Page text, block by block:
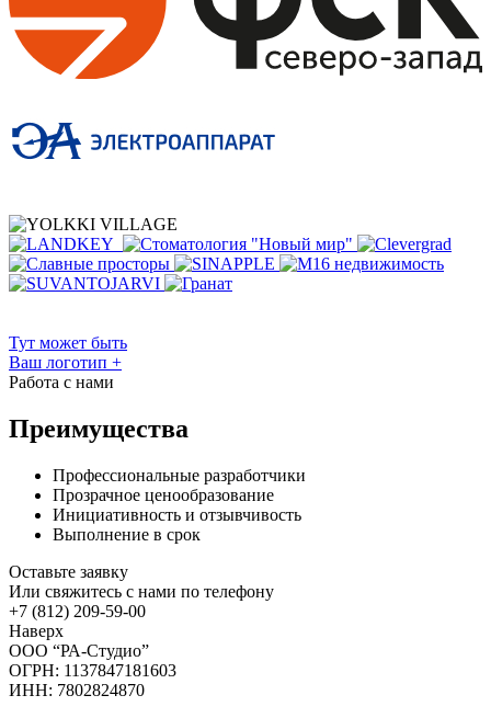
Тут может быть
Ваш логотип +
Работа с нами
Преимущества
Профессиональные разработчики
Прозрачное ценообразование
Инициативность и отзывчивость
Выполнение в срок
Оставьте заявку
Или свяжитесь с нами по телефону
+7 (812) 209-59-00
Наверх
ООО “РА-Студио”
ОГРН: 1137847181603
ИНН: 7802824870